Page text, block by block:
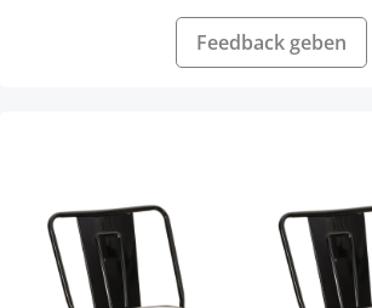
Feedback geben